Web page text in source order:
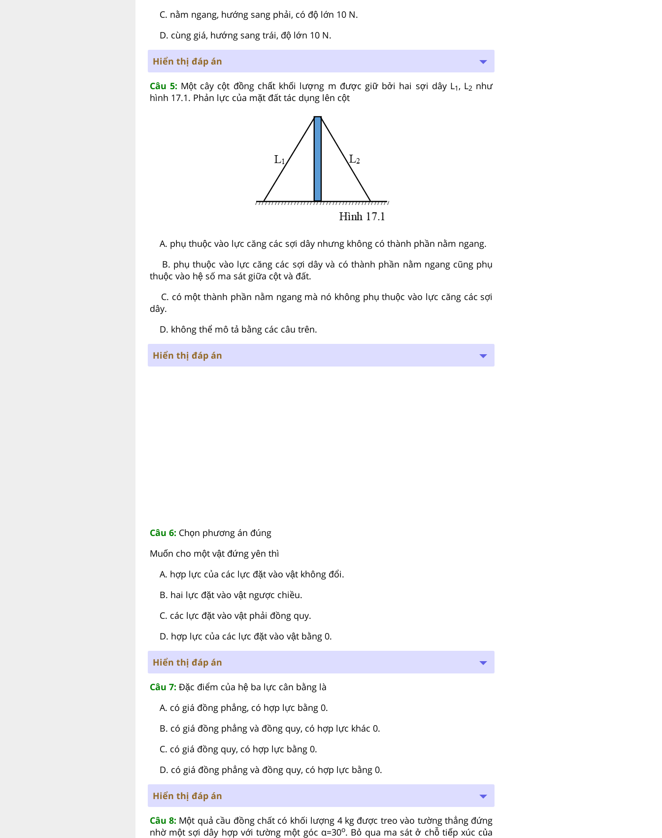
C. nằm ngang, hướng sang phải, có độ lớn 10 N.
D. cùng giá, hướng sang trái, độ lớn 10 N.
Hiển thị đáp án
Câu 5: Một cây cột đồng chất khối lượng m được giữ bởi hai sợi dây L1 , L2 như
hình 17.1. Phản lực của mặt đất tác dụng lên cột
A. phụ thuộc vào lực căng các sợi dây nhưng không có thành phần nằm ngang.
B. phụ thuộc vào lực căng các sợi dây và có thành phần nằm ngang cũng phụ
thuộc vào hệ số ma sát giữa cột và đất.
C. có một thành phần nằm ngang mà nó không phụ thuộc vào lực căng các sợi
dây.
D. không thể mô tả bằng các câu trên.
Hiển thị đáp án
Câu 6: Chọn phương án đúng
Muốn cho một vật đứng yên thì
A. hợp lực của các lực đặt vào vật không đổi.
B. hai lực đặt vào vật ngược chiều.
C. các lực đặt vào vật phải đồng quy.
D. hợp lực của các lực đặt vào vật bằng 0.
Hiển thị đáp án
Câu 7: Đặc điểm của hệ ba lực cân bằng là
A. có giá đồng phẳng, có hợp lực bằng 0.
B. có giá đồng phẳng và đồng quy, có hợp lực khác 0.
C. có giá đồng quy, có hợp lực bằng 0.
D. có giá đồng phẳng và đồng quy, có hợp lực bằng 0.
Hiển thị đáp án
Câu 8: Một quả cầu đồng chất có khối lượng 4 kg được treo vào tường thẳng đứng
nhờ một sợi dây hợp với tường một góc α=30o. Bỏ qua ma sát ở chỗ tiếp xúc của